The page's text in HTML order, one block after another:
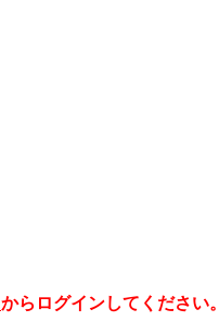
からログインしてください。